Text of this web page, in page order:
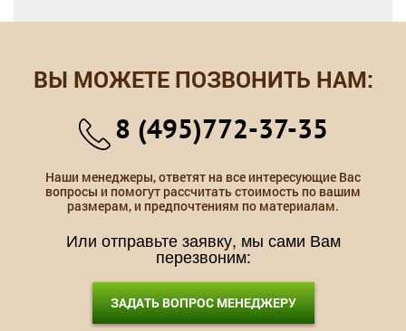
ВЫ МОЖЕТЕ ПОЗВОНИТЬ НАМ:
8 (495)772-37-35
Наши менеджеры, ответят на все интересующие Вас
вопросы и помогут рассчитать стоимость по вашим
размерам, и предпочтениям по материалам.
Или отправьте заявку, мы сами Вам
перезвоним:
ЗАДАТЬ ВОПРОС МЕНЕДЖЕРУ